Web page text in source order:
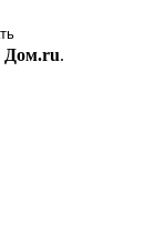
Дом.ru.